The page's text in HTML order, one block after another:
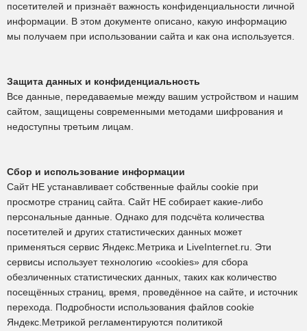
посетителей и признаёт важность конфиденциальности личной
информации. В этом документе описано, какую информацию
мы получаем при использовании сайта и как она используется.
Защита данных и конфиденциальность
Все данные, передаваемые между вашим устройством и нашим
сайтом, защищены современными методами шифрования и
недоступны третьим лицам.
Сбор и использование информации
Сайт НЕ устанавливает собственные файлы cookie при
просмотре страниц сайта. Сайт НЕ собирает какие-либо
персональные данные. Однако для подсчёта количества
посетителей и других статистических данных может
применяться сервис Яндекс.Метрика и LiveInternet.ru. Эти
сервисы использует технологию «cookies» для сбора
обезличенных статистических данных, таких как количество
посещённых страниц, время, проведённое на сайте, и источник
перехода. Подробности использования файлов cookie
Яндекс.Метрикой регламентируются политикой